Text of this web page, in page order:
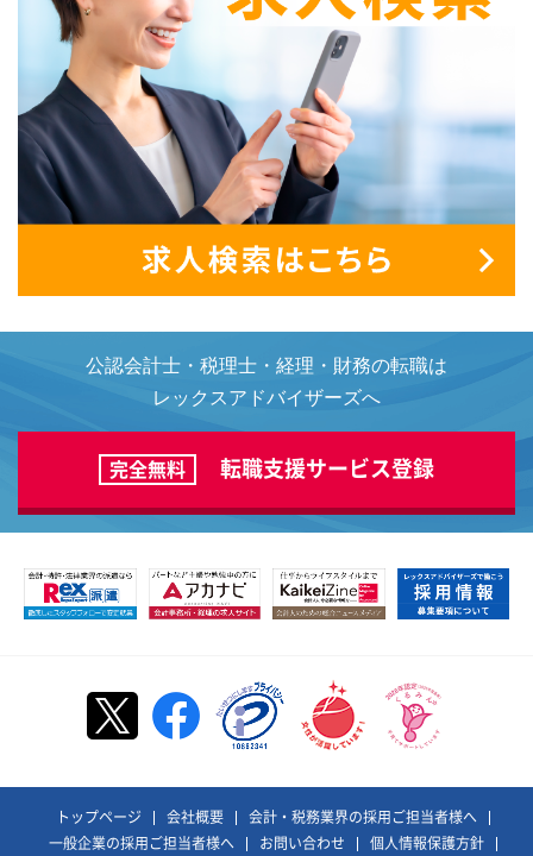
公認会計士・税理士・経理・財務の転職は
レックスアドバイザーズへ
完全無料 転職支援サービス登録
トップページ 会社概要
会計・税務業界の採用ご担当者様へ
一般企業の採用ご担当者様へ
お問い合わせ 個人情報保護方針